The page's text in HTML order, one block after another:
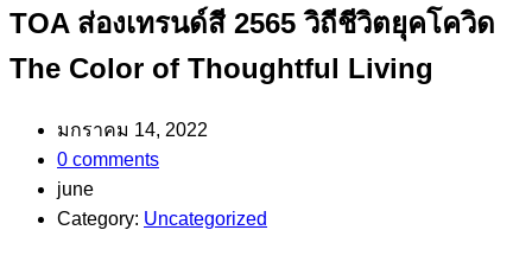
TOA ส่องเทรนด์สี 2565 วิถีชีวิตยุคโควิด
The Color of Thoughtful Living
มกราคม 14, 2022
0 comments
june
Category: Uncategorized